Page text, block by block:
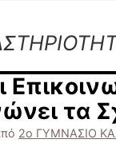
τα
2ο ΓΥΜΝΑΣΙΟ